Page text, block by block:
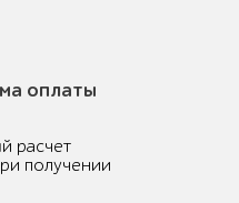
оплаты
расчет
получении